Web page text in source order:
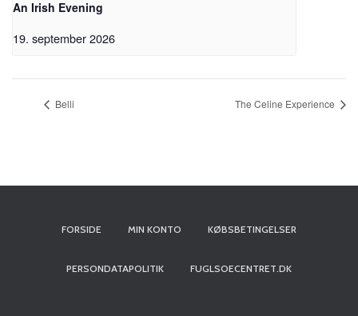
An Irish Evening
19. september 2026
Belli The Celine Experience
FORSIDE MIN KONTO KØBSBETINGELSER
PERSONDATAPOLITIK FUGLSOECENTRET.DK